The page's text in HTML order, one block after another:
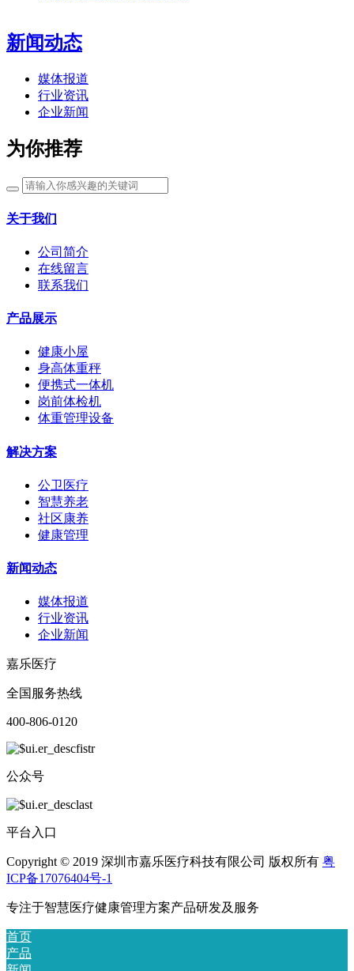
新闻动态
媒体报道
行业资讯
企业新闻
为你推荐
关于我们
公司简介
在线留言
联系我们
产品展示
健康小屋
身高体重秤
便携式一体机
岗前体检机
体重管理设备
解决方案
公卫医疗
智慧养老
社区康养
健康管理
新闻动态
媒体报道
行业资讯
企业新闻
嘉乐医疗
全国服务热线
400-806-0120
公众号
平台入口
Copyright © 2019 深圳市嘉乐医疗科技有限公司 版权所有 粤
ICP备17076404号-1
专注于智慧医疗健康管理方案产品研发及服务
首页
产品